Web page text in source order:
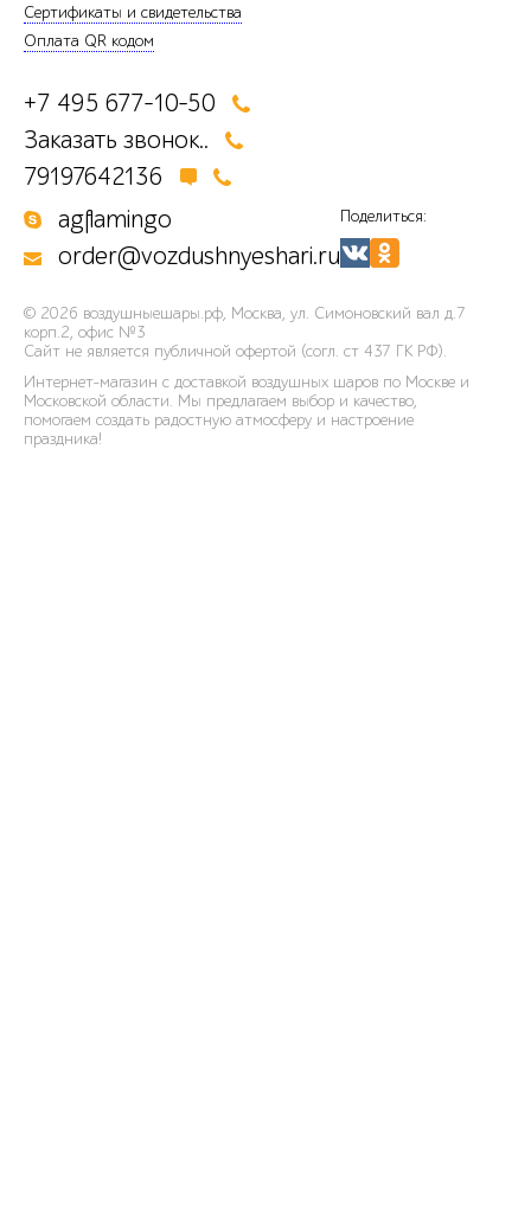
Сертификаты и свидетельства
Оплата QR кодом
+7 495 677-10-50
Заказать звонок..
79197642136
agflamingo
order@vozdushnyeshari.ru
Поделиться:
© 2026 воздушныешары.рф, Москва, ул. Симоновский вал д.7
корп.2, офис №3
Сайт не является публичной офертой (согл. ст 437 ГК РФ).
Интернет-магазин с доставкой воздушных шаров по Москве и
Московской области. Мы предлагаем выбор и качество,
помогаем создать радостную атмосферу и настроение
праздника!